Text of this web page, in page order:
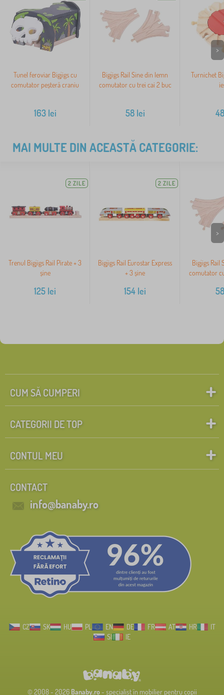
Tunel feroviar Bigjigs cu
comutator peșteră craniu
163lei
Bigjigs Rail Sine din lemn
comutator cu trei cai 2 buc
58lei
Turnichet
48
>
MAI MULTE DIN ACEASTĂ CATEGORIE:
2 ZILE
Trenul Bigjigs Rail Pirate + 3
șine
125 lei
2 ZILE
Bigjigs Rail Eurostar Express
+ 3 șine
154 lei
Bigjigs Rail
comutator
58
>
CUM SĂ CUMPERI
CATEGORII DE TOP
CONTUL MEU
CONTACT
info@banaby.ro
CZ SK HU PL EN DE FR AT HR
IT
SI
IE
© 2008 - 2026 Banaby.ro- specialist în mobilier pentru copii